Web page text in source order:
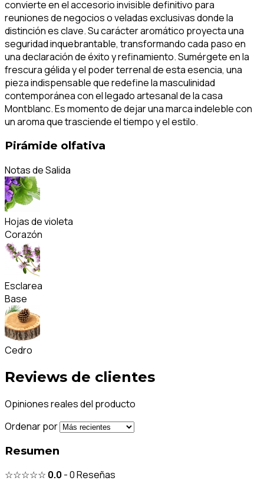
convierte en el accesorio invisible definitivo para
reuniones de negocios o veladas exclusivas donde la
distinción es clave. Su carácter aromático proyecta una
seguridad inquebrantable, transformando cada paso en
una declaración de éxito y refinamiento. Sumérgete en la
frescura gélida y el poder terrenal de esta esencia, una
pieza indispensable que redefine la masculinidad
contemporánea con el legado artesanal de la casa
Montblanc. Es momento de dejar una marca indeleble con
un aroma que trasciende el tiempo y el estilo.
Pirámide olfativa
Notas de Salida
Hojas de violeta
Corazón
Esclarea
Base
Cedro
Reviews de clientes
Opiniones reales del producto
Ordenar por
Resumen
☆☆☆☆☆ 0.0 -0Reseñas